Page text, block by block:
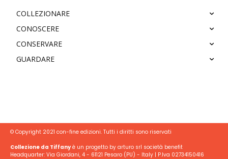
COLLEZIONARE
CONOSCERE
CONSERVARE
GUARDARE
© Copyright 2021 con-fine edizioni. Tutti i diritti sono riservati
Collezione da Tiffanyè un progetto by arturo srl società benefit
Headquarter: Via Giordani, 4 - 61121 Pesaro (PU) - Italy | P.Iva 02734150416